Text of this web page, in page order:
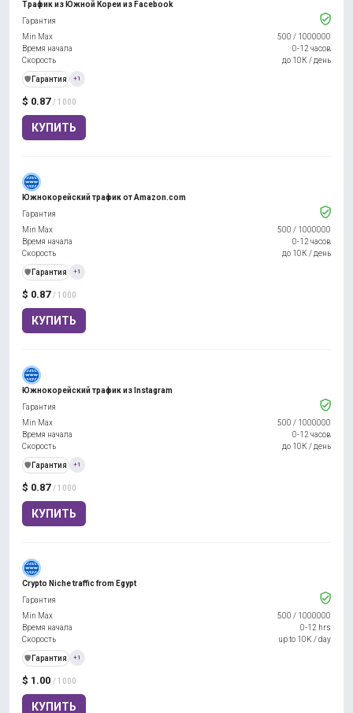
Трафик из Южной Кореи из Facebook
$ 0.87 / 1000
КУПИТЬ
Гарантия
Min Max
500 / 1000000
Время начала
0-12 часов
Скорость
до 10К / день
️🛡️ Гарантия +1
Южнокорейский трафик от Amazon.com
$ 0.87 / 1000
КУПИТЬ
Гарантия
Min Max
500 / 1000000
Время начала
0-12 часов
Скорость
до 10К / день
️🛡️ Гарантия +1
Южнокорейский трафик из Instagram
$ 0.87 / 1000
КУПИТЬ
Гарантия
Min Max
500 / 1000000
Время начала
0-12 часов
Скорость
до 10К / день
️🛡️ Гарантия +1
Crypto Niche traffic from Egypt
$ 1.00 / 1000
КУПИТЬ
Гарантия
Min Max
500 / 1000000
Время начала
0-12 hrs
Скорость
up to 10K / day
️🛡️ Гарантия +1